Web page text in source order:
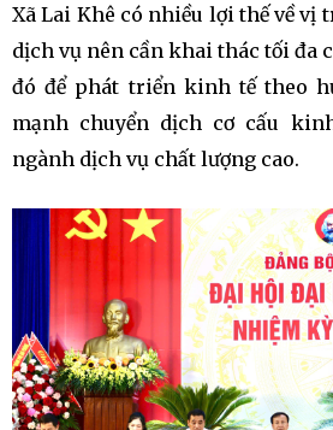
Xã Lai Khê có nhiều lợi thế về vị
dịch vụ nên cần khai thác tối đa
đó để phát triển kinh tế theo
mạnh chuyển dịch cơ cấu
ngành dịch vụ chất lượng cao.